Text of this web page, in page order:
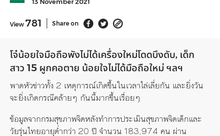
View 781 Share on
โจ๋น้อยใจมือถือพังไม่ได้เครื่องใหม่โดดบึงดับ, เด็ก
สาว 15 ผูกคอตาย น้อยใจไม่ได้มือถือใหม่ ฯลฯ
พาดหัวข่าวทั้ง 2 เหตุการณ์เกิดขึ้นในเวลาไล่เลี่ยกัน และยิ่งวัน
จะยิ่งเกิดกรณีคล้ายๆ กันนี้มากขึ้นเรื่อยๆ
ข้อมูลจากกรมสุขภาพจิตหลังทำการประเมินสุขภาพจิตเด็กและ
วัยรุ่นไทยอายุต่ำกว่า 20 ปี จำนวน 183,974 คน ผ่าน